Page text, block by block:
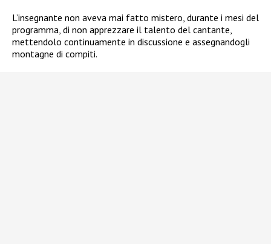
L’insegnante non aveva mai fatto mistero, durante i mesi del
programma, di non apprezzare il talento del cantante,
mettendolo continuamente in discussione e assegnandogli
montagne di compiti.